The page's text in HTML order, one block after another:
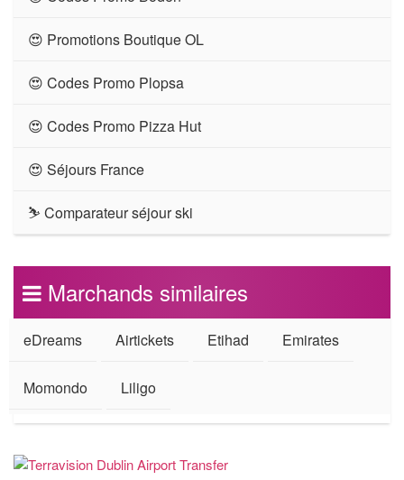
😍 Promotions Boutique OL
😍 Codes Promo Plopsa
😍 Codes Promo Pizza Hut
😍 Séjours France
⛷ Comparateur séjour ski
Marchands similaires
eDreams Airtickets Etihad Emirates
Momondo Liligo